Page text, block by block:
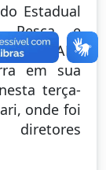
Estadual
Pesca e
em sua
terça-
onde foi